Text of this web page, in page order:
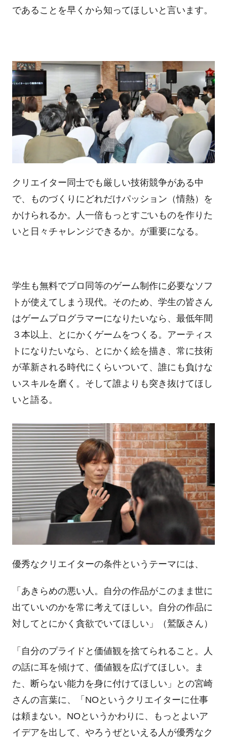
であることを早くから知ってほしいと言います。
クリエイター同士でも厳しい技術競争がある中
で、ものづくりにどれだけパッション（情熱）を
かけられるか。人一倍もっとすごいものを作りた
いと日々チャレンジできるか。が重要になる。
学生も無料でプロ同等のゲーム制作に必要なソフ
トが使えてしまう現代。そのため、学生の皆さん
はゲームプログラマーになりたいなら、最低年間
３本以上、とにかくゲームをつくる。アーティス
トになりたいなら、とにかく絵を描き、常に技術
が革新される時代にくらいついて、誰にも負けな
いスキルを磨く。そして誰よりも突き抜けてほし
いと語る。
優秀なクリエイターの条件というテーマには、
「あきらめの悪い人。自分の作品がこのまま世に
出ていいのかを常に考えてほしい。自分の作品に
対してとにかく貪欲でいてほしい」（鷲阪さん）
「自分のプライドと価値観を捨てられること。人
の話に耳を傾けて、価値観を広げてほしい。ま
た、断らない能力を身に付けてほしい」との宮崎
さんの言葉に、「NOというクリエイターに仕事
は頼まない。NOというかわりに、もっとよいア
イデアを出して、やろうぜといえる人が優秀なク